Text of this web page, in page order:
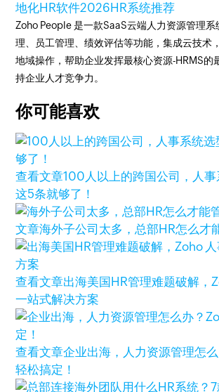
地化HR软件2026HR系统推荐
Zoho People 是一款SaaS云端人力资源管理系
理、员工管理、绩效评估等功能，集成云技术
地域操作，帮助企业发挥最核心资源-HRMS的
持企业人才竞争力。
你可能喜欢
查看文章100人以上的跨国公司，人
这5条就够了！
文章海外子公司太多，总部HR怎么才
查看文章出海美国HR管理难题破解，
一站式解决方案
查看文章企业出海，人力资源管理怎
轻松搞定！